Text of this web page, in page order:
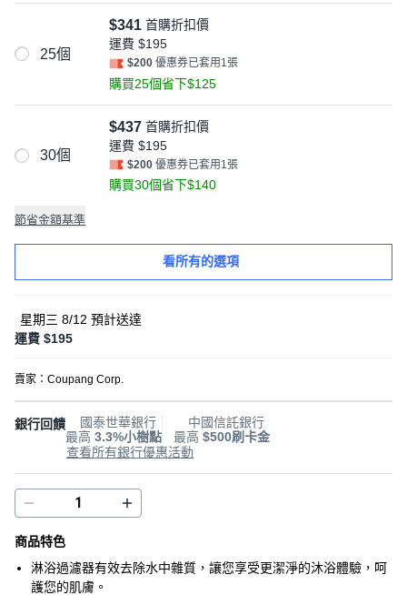
25個
$341 首購折扣價
運費 $195
$200 優惠券已套用1張
購買25個省下$125
30個
$437 首購折扣價
運費 $195
$200 優惠券已套用1張
購買30個省下$140
節省金額基準
看所有的選項
星期三 8/12 預計送達
運費 $195
賣家： Coupang Corp.
銀行回饋
國泰世華銀行
最高 3.3%小樹點
中國信託銀行
最高 $500刷卡金
查看所有銀行優惠活動
商品特色
淋浴過濾器有效去除水中雜質，讓您享受更潔淨的沐浴體驗，呵
護您的肌膚。